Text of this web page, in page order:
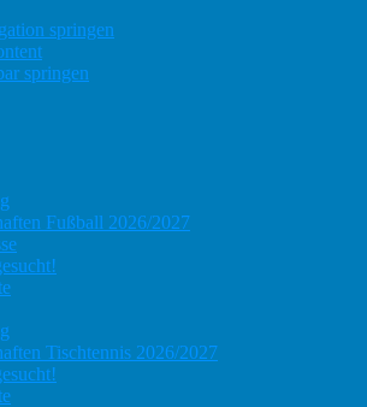
springen
springen
Fußball 2026/2027
Tischtennis 2026/2027